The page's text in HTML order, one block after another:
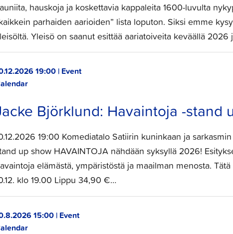
hauskoja ja koskettavia kappaleita 1600-luvulta
parhaiden aarioiden” lista loputon. Siksi emme
Yleisö on saanut esittää aariatoiveita keväällä
19:00 | Event
Björklund: Havaintoja -stand
19:00 Komediatalo Satiirin kuninkaan ja
up show HAVAINTOJA nähdään syksyllä 2026!
elämästä, ympäristöstä ja maailman menosta.
klo 19.00 Lippu 34,90 €…
15:00 | Event